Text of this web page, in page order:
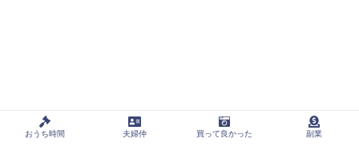
おうち時間 夫婦仲 買って良かった 副業